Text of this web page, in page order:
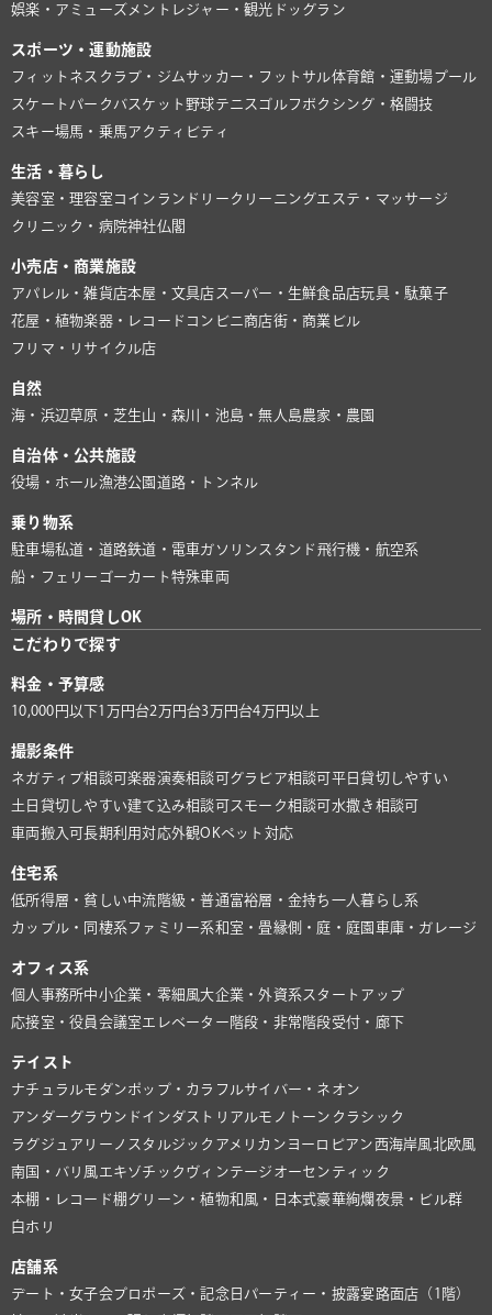
娯楽・アミューズメント レジャー・観光 ドッグラン
スポーツ・運動施設
フィットネスクラブ・ジム サッカー・フットサル体育館・運動場プール
スケートパーク バスケット 野球テニス ゴルフ ボクシング・格闘技
スキー場馬・乗馬アクティビティ
生活・暮らし
美容室・理容室 コインランドリー クリーニングエステ・マッサージ
クリニック・病院神社仏閣
小売店・商業施設
アパレル・雑貨店本屋・文具店 スーパー・生鮮食品店玩具・駄菓子
花屋・植物楽器・レコード コンビニ商店街・商業ビル
フリマ・リサイクル店
自然
海・浜辺草原・芝生山・森川・池島・無人島農家・農園
自治体・公共施設
役場・ホール漁港公園 道路・トンネル
乗り物系
駐車場私道・道路鉄道・電車ガソリンスタンド 飛行機・航空系
船・フェリー ゴーカート特殊車両
場所・時間貸しOK
こだわりで探す
料金・予算感
10,000円以下1万円台2万円台3万円台4万円以上
撮影条件
ネガティブ相談可楽器演奏相談可グラビア相談可平日貸切しやすい
土日貸切しやすい建て込み相談可スモーク相談可水撒き相談可
車両搬入可長期利用対応外観OKペット対応
住宅系
低所得層・貧しい中流階級・普通富裕層・金持ち 一人暮らし系
カップル・同棲系ファミリー系和室・畳縁側・庭・庭園 車庫・ガレージ
オフィス系
個人事務所中小企業・零細風大企業・外資系スタートアップ
応接室・役員会議室 エレベーター階段・非常階段受付・廊下
テイスト
ナチュラルモダンポップ・カラフルサイバー・ネオン
アンダーグラウンド インダストリアルモノトーン クラシック
ラグジュアリー ノスタルジック アメリカン ヨーロピアン西海岸風北欧風
南国・バリ風 エキゾチック ヴィンテージ オーセンティック
本棚・レコード棚グリーン・植物和風・日本式豪華絢爛夜景・ビル群
白ホリ
店舗系
デート・女子会プロポーズ・記念日 パーティー・披露宴路面店（1階）